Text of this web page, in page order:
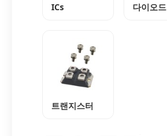
ICs 다이오드
트랜지스터